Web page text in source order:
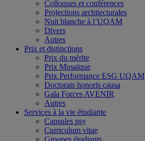
Colloques et conférences
Projections architecturales
Nuit blanche à l’UQAM
Divers
Autres
Prix et distinctions
Prix du mérite
Prix Mosaïque
Prix Performance ESG UQAM
Doctorats honoris causa
Gala Forces AVENIR
Autres
Services à la vie étudiante
Capsules psy
Curriculum vitae
Groupes étudiants